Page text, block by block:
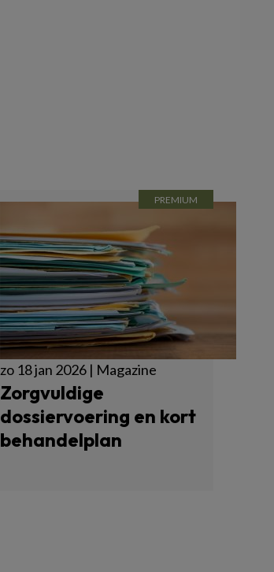
zo 18 jan 2026 | Magazine
Zorgvuldige
dossiervoering en kort
behandelplan